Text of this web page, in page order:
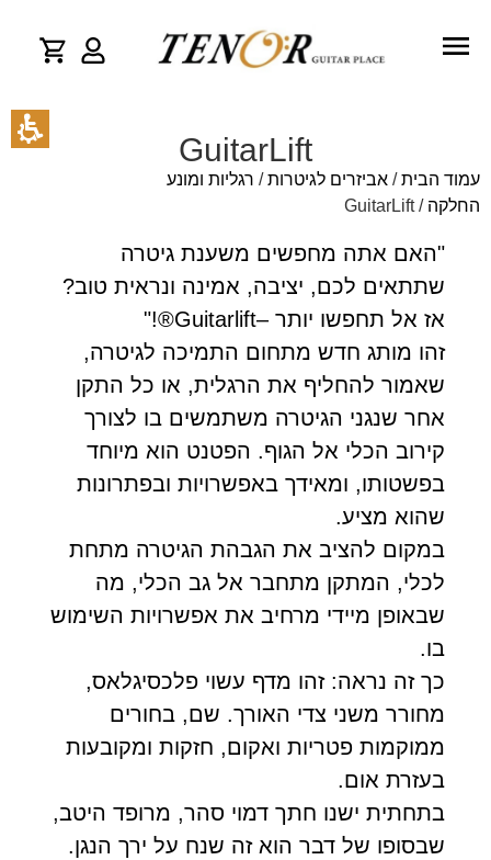
GuitarLift
עמוד הבית/ אביזרים לגיטרות/ רגליות ומונע
החלקה / GuitarLift
"האם אתה מחפשים משענת גיטרה
שתתאים לכם, יציבה, אמינה ונראית טוב?
אז אל תחפשו יותר –Guitarlift®!"
זהו מותג חדש מתחום התמיכה לגיטרה,
שאמור להחליף את הרגלית, או כל התקן
אחר שנגני הגיטרה משתמשים בו לצורך
קירוב הכלי אל הגוף. הפטנט הוא מיוחד
בפשטותו, ומאידך באפשרויות ובפתרונות
שהוא מציע.
במקום להציב את הגבהת הגיטרה מתחת
לכלי, המתקן מתחבר אל גב הכלי, מה
שבאופן מיידי מרחיב את אפשרויות השימוש
בו.
כך זה נראה: זהו מדף עשוי פלכסיגלאס,
מחורר משני צדי האורך. שם, בחורים
ממוקמות פטריות ואקום, חזקות ומקובעות
בעזרת אום.
בתחתית ישנו חתך דמוי סהר, מרופד היטב,
שבסופו של דבר הוא זה שנח על ירך הנגן.